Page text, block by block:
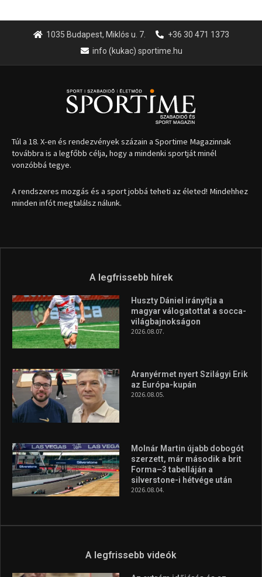
1035 Budapest, Miklós u. 7.
+36 30 471 1373
info (kukac) sportime.hu
Túl a 18. X-en és rendezvények százain a Sportime Magazinnak
továbbra is a legfőbb célja, hogy a mindenki sportját minél
vonzóbbá tegye.
A rendszeres mozgás és a sport jobbá teheti az életed! Mindehhez
minden infót megtalálsz nálunk.
A legfrissebb hírek
Huszty Dániel irányítja a
magyar válogatottat a socca-
világbajnokságon
2026.08.07.
Aranyérmet nyert Szilágyi Erik
az Európa-kupán
2026.08.05.
Molnár Martin újabb dobogót
szerzett, már második a brit
Forma–3 tabelláján a
silverstone-i hétvége után
2026.08.04.
A legfrissebb videók